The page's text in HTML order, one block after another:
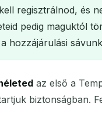
regisztrálnod, és
pedig maguktól
a hozzájárulási
az első a
biztonságban.